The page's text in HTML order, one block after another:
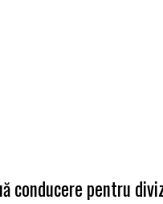
conducere pentru